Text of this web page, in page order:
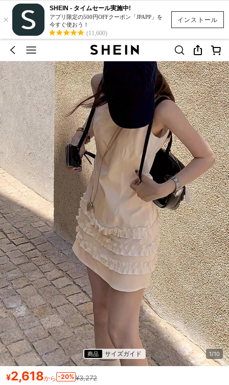
インストール
×
SHEIN - タイムセール実施中!
アプリ限定の500円OFFクーポン「JPAPP」を
今すぐ使おう！
(11,600)
商品 サイズガイド 1/10
¥2,618から -20% ¥3,272